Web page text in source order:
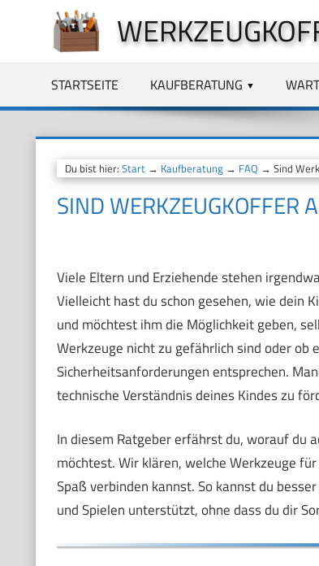
springen
STARTSEITE KAUFBERATUNG
Du bist hier: Start→ Kaufberatung→ FAQ → Sind
SIND WERKZEUGKOFFER
Viele Eltern und Erziehende stehen
Vielleicht hast du schon gesehen, wie dein
und möchtest ihm die Möglichkeit geben,
Werkzeuge nicht zu gefährlich sind oder
Sicherheitsanforderungen entsprechen.
technische Verständnis deines Kindes zu
In diesem Ratgeber erfährst du, worauf du
möchtest. Wir klären, welche Werkzeuge
Spaß verbinden kannst. So kannst du
und Spielen unterstützt, ohne dass du dir